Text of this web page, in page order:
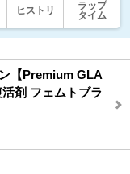
ヒストリ
ラップ
タイム
【Premium GLA
剤 フェムトブラ